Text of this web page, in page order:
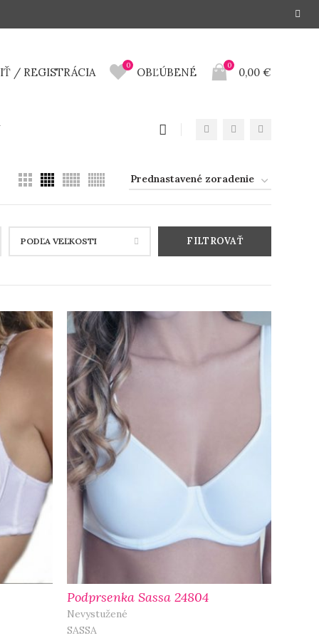
/ REGISTRÁCIA 0 OBĽÚBENÉ 0 0,00 €
PODĽA VEĽKOSTI FILTROVAŤ
Podprsenka Sassa 24804
Nevystužené
SASSA